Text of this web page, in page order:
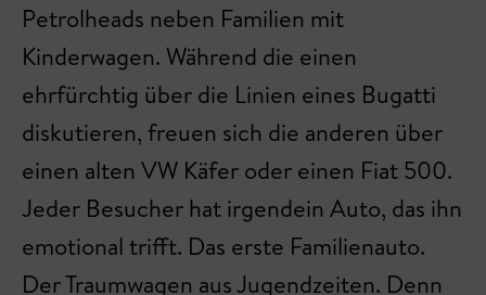
Petrolheads neben Familien mit
Kinderwagen. Während die einen
ehrfürchtig über die Linien eines Bugatti
diskutieren, freuen sich die anderen über
einen alten VW Käfer oder einen Fiat 500.
Jeder Besucher hat irgendein Auto, das ihn
emotional trifft. Das erste Familienauto.
Der Traumwagen aus Jugendzeiten. Denn